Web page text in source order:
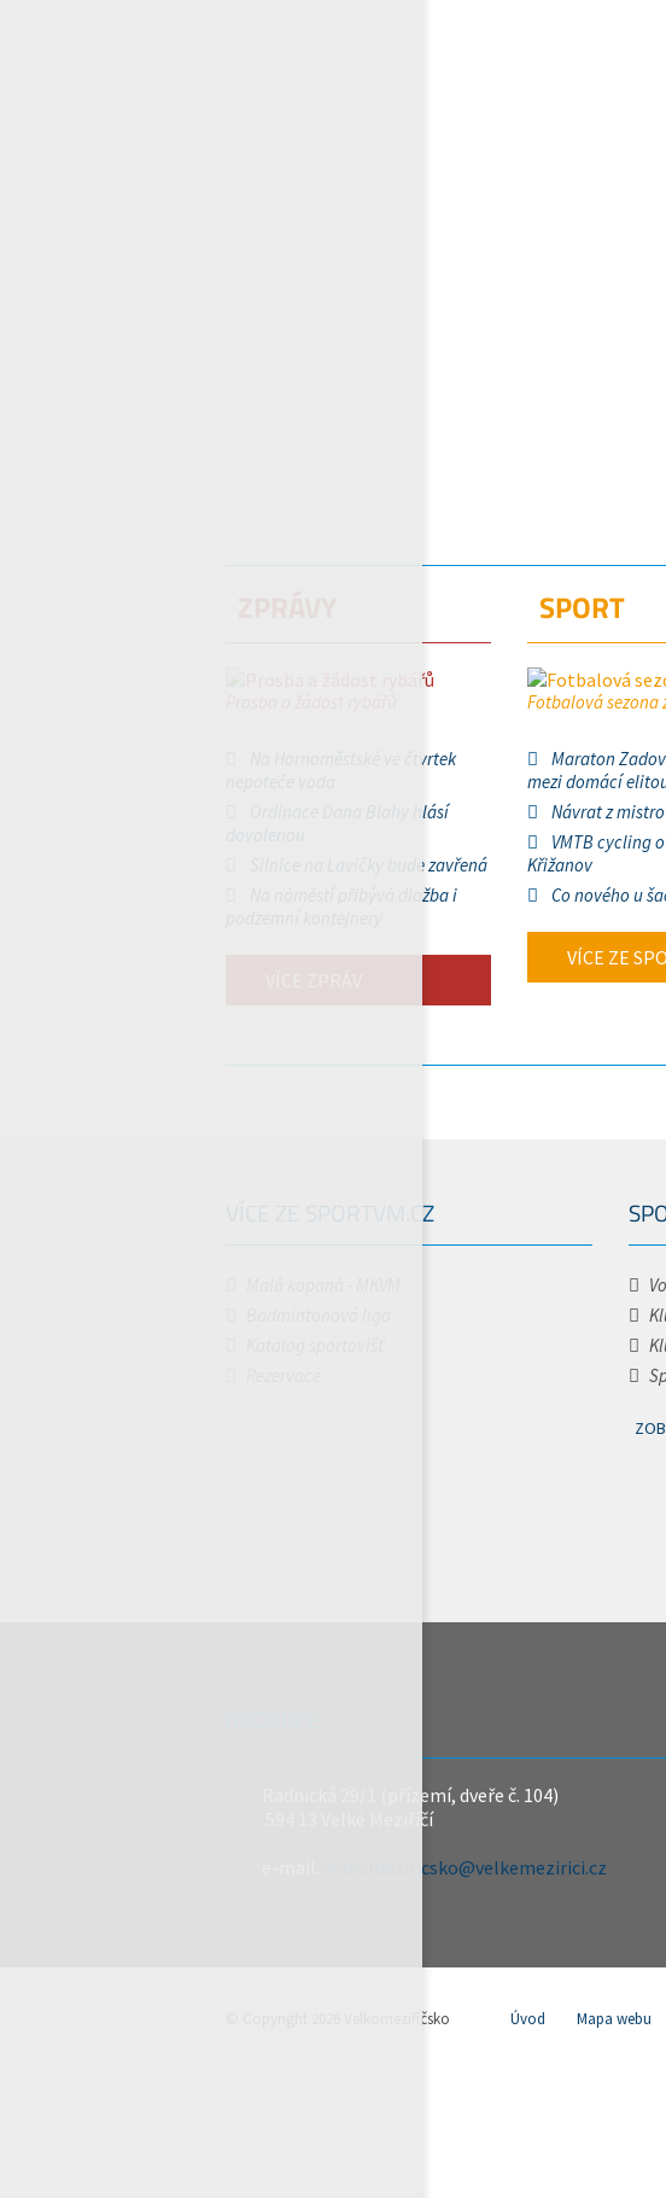
Na Hornoměstské ve čtvrtek
Ordinace Dana Blahy hlásí
Silnice na Lavičky bude zavřená
Na náměstí přibývá dlažba i
SPORT
Fotbalová sezona
Maraton
mezi domácí
Návrat z
VMTB cycling
Křižanov
Co nového u
VÍCE ZE
VÍCE ZE SPORTVM.CZ
Radnická 29/1 (přízemí, dveře č. 104)
594 13 Velké Meziříčí
velkomeziricsko@velkemezirici.cz
© Copyright 2026 Velkomeziříčsko Úvod Mapa webu